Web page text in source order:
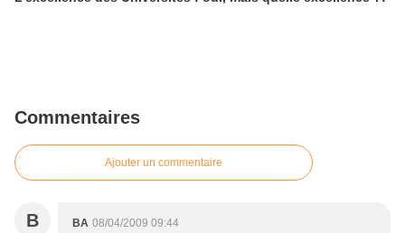
Commentaires
Ajouter un commentaire
B BA 08/04/2009 09:44